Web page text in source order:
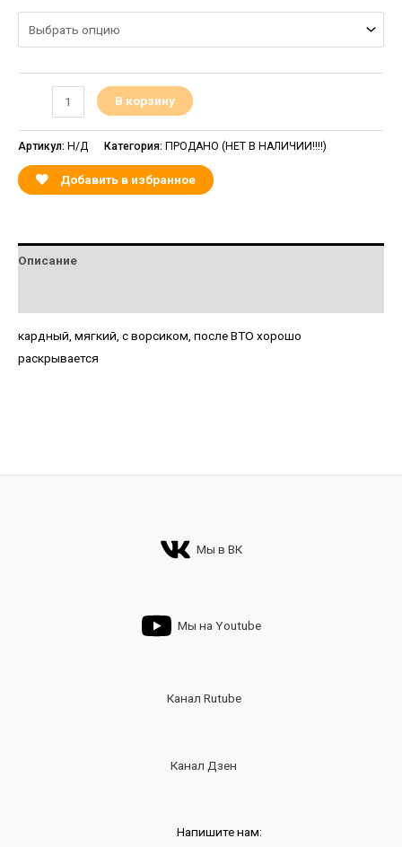
В корзину
Артикул: Н/Д Категория: ПРОДАНО (НЕТ В НАЛИЧИИ!!!!)
Добавить в избранное
Описание
кардный, мягкий, с ворсиком, после ВТО хорошо
раскрывается
Мы в ВК
Мы на Youtube
Канал Rutube
Канал Дзен
Напишите нам: